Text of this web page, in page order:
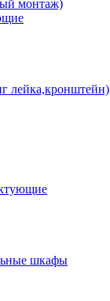
монтаж)
лейка,кронштейн)
шкафы